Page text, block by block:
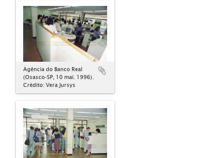
Agência do Banco Real
(Osasco-SP, 10 mai. 1996).
Crédito: Vera Jursys